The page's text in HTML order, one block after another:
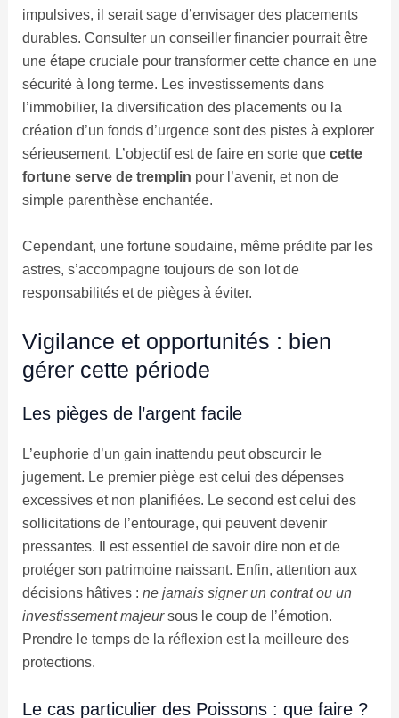
impulsives, il serait sage d’envisager des placements
durables. Consulter un conseiller financier pourrait être
une étape cruciale pour transformer cette chance en une
sécurité à long terme. Les investissements dans
l’immobilier, la diversification des placements ou la
création d’un fonds d’urgence sont des pistes à explorer
sérieusement. L’objectif est de faire en sorte que cette
fortune serve de tremplin pour l’avenir, et non de
simple parenthèse enchantée.
Cependant, une fortune soudaine, même prédite par les
astres, s’accompagne toujours de son lot de
responsabilités et de pièges à éviter.
Vigilance et opportunités : bien
gérer cette période
Les pièges de l’argent facile
L’euphorie d’un gain inattendu peut obscurcir le
jugement. Le premier piège est celui des dépenses
excessives et non planifiées. Le second est celui des
sollicitations de l’entourage, qui peuvent devenir
pressantes. Il est essentiel de savoir dire non et de
protéger son patrimoine naissant. Enfin, attention aux
décisions hâtives : ne jamais signer un contrat ou un
investissement majeursous le coup de l’émotion.
Prendre le temps de la réflexion est la meilleure des
protections.
Le cas particulier des Poissons : que faire ?